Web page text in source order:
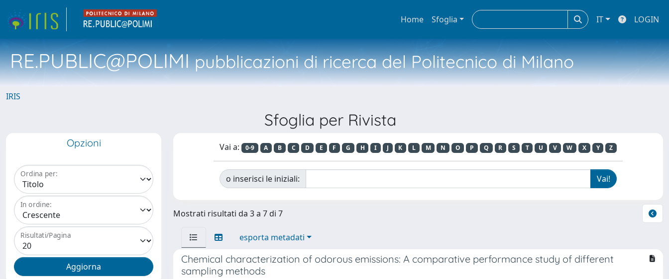
Home Sfoglia IT LOGIN
RE.PUBLIC@POLIMIpubblicazioni di ricerca del Politecnico di Milano
IRIS
Sfoglia per Rivista
Opzioni
Ordina per:
In ordine:
Risultati/Pagina
Vai a: 0-9 A B C D E F G H I J K L M N O P Q R S T U V W X Y Z
o inserisci le iniziali:
Mostrati risultati da 3 a 7 di 7
esporta metadati
Chemical characterization of odorous emissions: A comparative performance study of different
sampling methods